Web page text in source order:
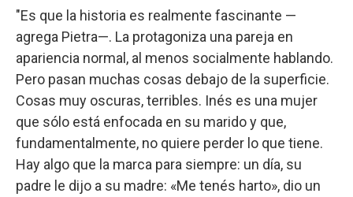
"Es que la historia es realmente fascinante —
agrega Pietra—. La protagoniza una pareja en
apariencia normal, al menos socialmente hablando.
Pero pasan muchas cosas debajo de la superficie.
Cosas muy oscuras, terribles. Inés es una mujer
que sólo está enfocada en su marido y que,
fundamentalmente, no quiere perder lo que tiene.
Hay algo que la marca para siempre: un día, su
padre le dijo a su madre: «Me tenés harto», dio un